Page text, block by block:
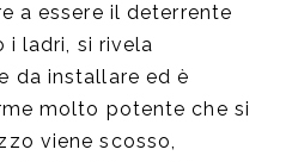
a essere il deterrente
ladri, si rivela
da installare ed è
molto potente che si
viene scosso,